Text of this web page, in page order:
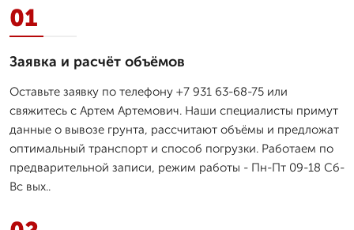
01
Заявка и расчёт объёмов
Оставьте заявку по телефону +7 931 63-68-75 или
свяжитесь с Артем Артемович. Наши специалисты примут
данные о вывозе грунта, рассчитают объёмы и предложат
оптимальный транспорт и способ погрузки. Работаем по
предварительной записи, режим работы - Пн-Пт 09-18 Сб-
Вс вых..